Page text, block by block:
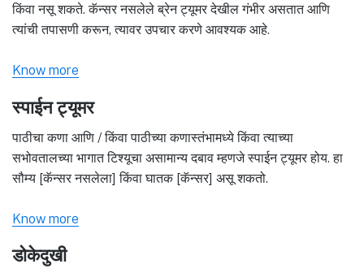
किंवा नसू शकते. कॅन्सर नसलेले ब्रेन ट्यूमर देखील गंभीर असतात आणि
त्यांची तपासणी करून, त्यावर उपचार करणे आवश्यक आहे.
Know more
स्पाईन ट्यूमर
पाठीचा कणा आणि / किंवा पाठीच्या कणास्तंभामध्ये किंवा त्याच्या
सभोवतालच्या भागात टिश्यूचा असामान्य दबाव म्हणजे स्पाईन ट्यूमर होय. हा
सौम्य [कॅन्सर नसलेला] किंवा घातक [कॅन्सर] असू शकतो.
Know more
डोकेदुखी